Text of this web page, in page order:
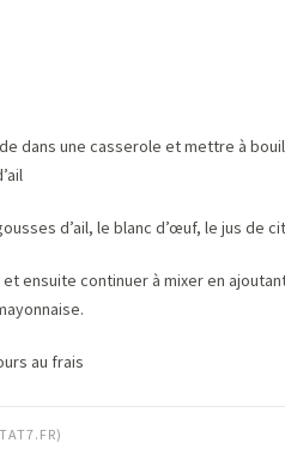
dans une casserole et mettre à
d’ail, le blanc d’œuf, le jus de
ensuite continuer à mixer en
au frais